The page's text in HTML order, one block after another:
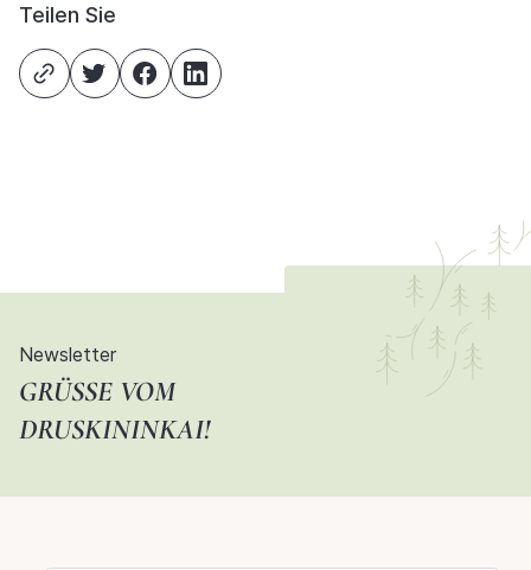
Teilen Sie
Newsletter
GRÜSSE VOM D
RUSKININKAI!